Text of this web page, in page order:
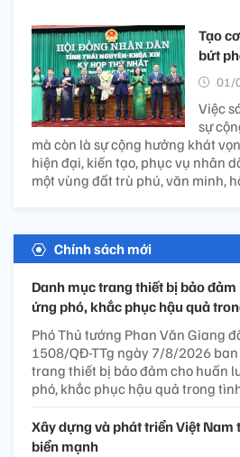
Tạo
bứt
01/
Việc
sự
mà còn là sự cộng hưởng khát
hiện đại, kiến tạo, phục vụ nhân
một vùng đất trù phú, văn minh,
Chính sách mới
Danh mục trang thiết bị bảo
ứng phó, khắc phục hậu quả
Phó Thủ tướng Phan Văn Giang
1508/QĐ-TTg ngày 7/8/2026
trang thiết bị bảo đảm cho huấn
phó, khắc phục hậu quả trong
Xây dựng và phát triển Việt Nam
biển mạnh